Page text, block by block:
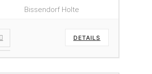
Bissendorf Holte
DETAILS